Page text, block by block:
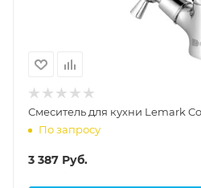
Смеситель для кухни Lemark
По запросу
3 387 Руб.